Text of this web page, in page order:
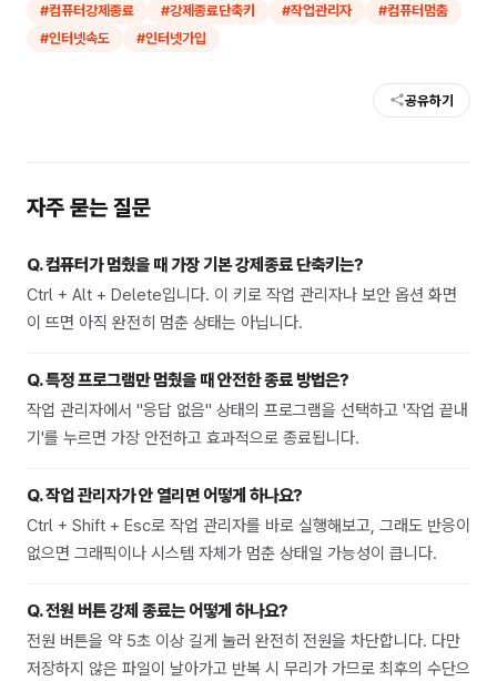
#컴퓨터강제종료 #강제종료단축키 #작업관리자 #컴퓨터멈춤
#인터넷속도 #인터넷가입
공유하기
자주 묻는 질문
Q.컴퓨터가 멈췄을 때 가장 기본 강제종료 단축키는?
Ctrl + Alt + Delete입니다. 이 키로 작업 관리자나 보안 옵션 화면
이 뜨면 아직 완전히 멈춘 상태는 아닙니다.
Q.특정 프로그램만 멈췄을 때 안전한 종료 방법은?
작업 관리자에서 "응답 없음" 상태의 프로그램을 선택하고 '작업 끝내
기'를 누르면 가장 안전하고 효과적으로 종료됩니다.
Q.작업 관리자가 안 열리면 어떻게 하나요?
Ctrl + Shift + Esc로 작업 관리자를 바로 실행해보고, 그래도 반응이
없으면 그래픽이나 시스템 자체가 멈춘 상태일 가능성이 큽니다.
Q.전원 버튼 강제 종료는 어떻게 하나요?
전원 버튼을 약 5초 이상 길게 눌러 완전히 전원을 차단합니다. 다만
저장하지 않은 파일이 날아가고 반복 시 무리가 가므로 최후의 수단으